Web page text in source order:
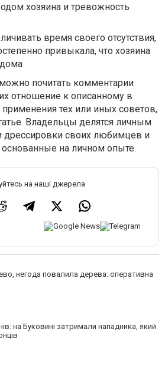
хозяина и тревожность
время своего отсутствия,
привыкала, что хозяина
почитать комментарии
отношение к описанному в
применения тех или иных советов,
Владельцы делятся личным
дрессировки своих любимцев и
на личном опыте.
на наші джерела
негода повалила дерева: оперативна
на Буковині затримали нападника, який